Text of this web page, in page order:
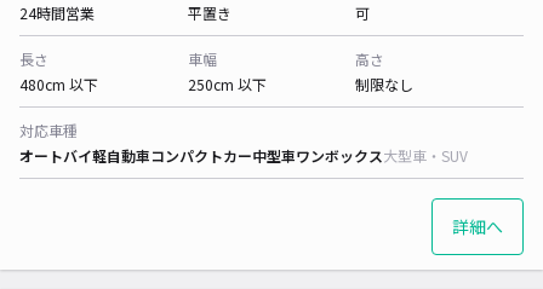
24時間営業
平置き
可
長さ
480cm 以下
車幅
250cm 以下
高さ
制限なし
対応車種
オートバイ軽自動車コンパクトカー中型車ワンボックス大型車・SUV
詳細へ